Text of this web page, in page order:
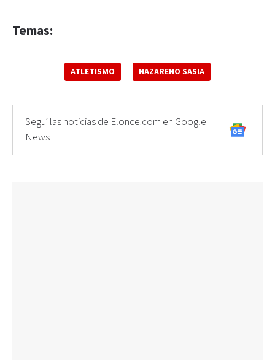
Temas:
ATLETISMO NAZARENO SASIA
Seguí las noticias de Elonce.com en Google
News